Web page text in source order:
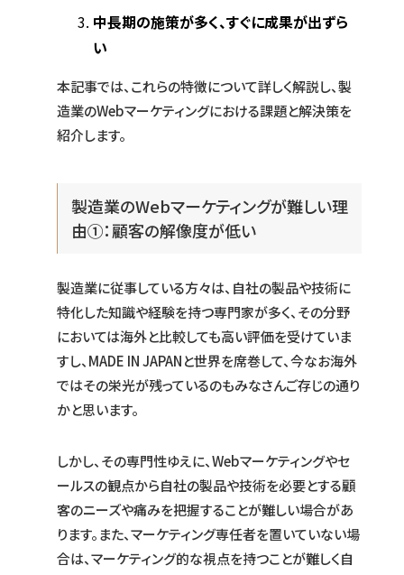
中長期の施策が多く、すぐに成果が出ずら
い
本記事では、これらの特徴について詳しく解説し、製
造業のWebマーケティングにおける課題と解決策を
紹介します。
製造業のWebマーケティングが難しい理
由①：顧客の解像度が低い
製造業に従事している方々は、自社の製品や技術に
特化した知識や経験を持つ専門家が多く、その分野
においては海外と比較しても高い評価を受けていま
すし、MADE IN JAPANと世界を席巻して、今なお海外
ではその栄光が残っているのもみなさんご存じの通り
かと思います。
しかし、その専門性ゆえに、Webマーケティングやセ
ールスの観点から自社の製品や技術を必要とする顧
客のニーズや痛みを把握することが難しい場合があ
ります。また、マーケティング専任者を置いていない場
合は、マーケティング的な視点を持つことが難しく自